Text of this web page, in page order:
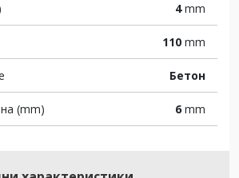
4mm
110 mm
Бетон
(mm) 6 mm